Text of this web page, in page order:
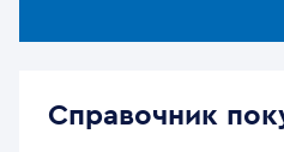
Справочник